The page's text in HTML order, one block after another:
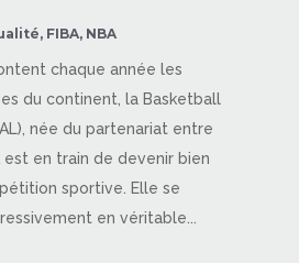
, FIBA, NBA
chaque année les
du continent, la Basketball
née du partenariat entre
est en train de devenir bien
sportive. Elle se
en véritable...